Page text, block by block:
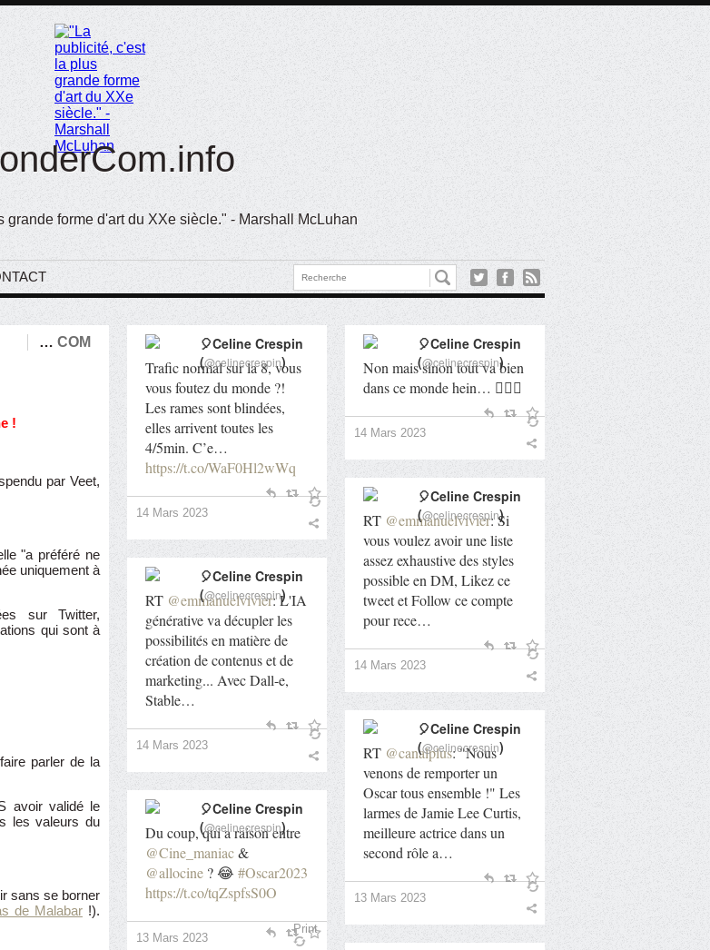
grande forme d'art du XXe siècle." - Marshall McLuhan
… COM
!
par Veet,
"a préféré ne
uniquement à
sur Twitter,
qui sont à
parler de la
avoir validé le
les valeurs du
sans se borner
de Malabar!).
Trafic normal sur la 8, vous
vous foutez du monde ?!
Les rames sont blindées,
elles arrivent toutes les
4/5min. C’e…
https://t.co/WaF0Hl2wWq
🎈Celine Crespin
(@celinecrespin)
14 Mars 2023
Non mais sinon tout va bien
dans ce monde hein… 🤦🏻‍♀️
🎈Celine Crespin
(@celinecrespin)
14 Mars 2023
RT @emmanuelvivier: Si
vous voulez avoir une liste
assez exhaustive des styles
possible en DM, Likez ce
tweet et Follow ce compte
pour rece…
🎈Celine Crespin
(@celinecrespin)
14 Mars 2023
RT @emmanuelvivier: L'IA
générative va décupler les
possibilités en matière de
création de contenus et de
marketing... Avec Dall-e,
Stable…
🎈Celine Crespin
(@celinecrespin)
14 Mars 2023 RT @canalplus: "Nous
venons de remporter un
Oscar tous ensemble !" Les
larmes de Jamie Lee Curtis,
meilleure actrice dans un
second rôle a…
🎈Celine Crespin
(@celinecrespin)
13 Mars 2023
Du coup, qui a raison entre
@Cine_maniac&
@allocine ? 😂 #Oscar2023
https://t.co/tqZspfsS0O
🎈Celine Crespin
(@celinecrespin)
13 Mars 2023
Print